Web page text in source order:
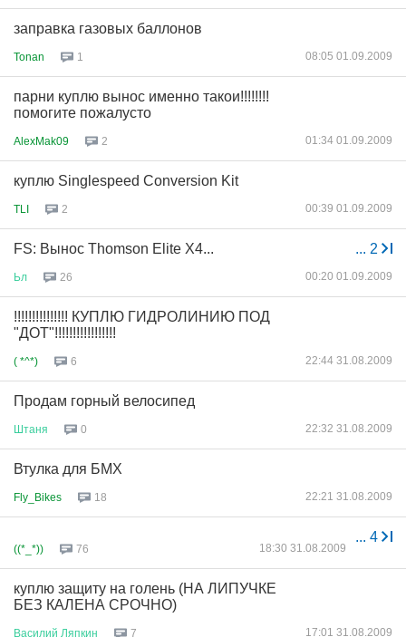
заправка газовых баллонов
Tonan 1 08:05 01.09.2009
парни куплю вынос именно такои!!!!!!!!
помогите пожалусто
AlexMak09 2 01:34 01.09.2009
куплю Singlespeed Conversion Kit
TLI 2 00:39 01.09.2009
... 2
FS: Вынос Thomson Elite X4...
Ьл 26 00:20 01.09.2009
!!!!!!!!!!!!!!! КУПЛЮ ГИДРОЛИНИЮ ПОД
"ДОТ"!!!!!!!!!!!!!!!!!
( *^*) 6 22:44 31.08.2009
Продам горный велосипед
Штаня 0 22:32 31.08.2009
Втулка для БМХ
Fly_Bikes 18 22:21 31.08.2009
... 4
((*_*)) 76 18:30 31.08.2009
куплю защиту на голень (НА ЛИПУЧКЕ
БЕЗ КАЛЕНА СРОЧНО)
Василий Ляпкин 7 17:01 31.08.2009